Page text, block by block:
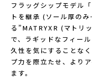
milestone(マイルストー
MMA(マウンテンマーシャ
MOUNTAIN HARD
フラッグシップモデル
トを継承 (ソール厚の
る”MATRYXR (マトリ
で、ラギッドなフィー
久性を気にすることな
プ力を際立たせ、より
ます。